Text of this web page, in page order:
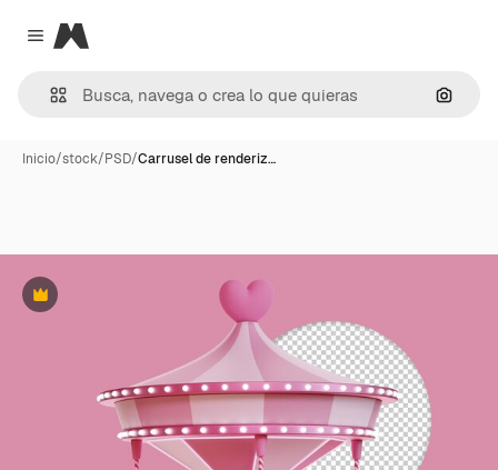
Close menu
Magnific
Inicio/stock/PSD/Carrusel de renderiz…
Premium